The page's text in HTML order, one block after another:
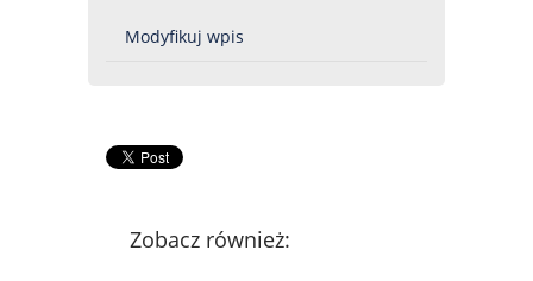
Modyfikuj wpis
Zobacz również: